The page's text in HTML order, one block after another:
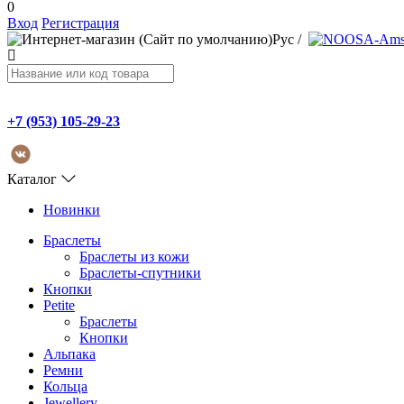
0
Вход Регистрация
Рус /
+7 (953) 105-29-23
Каталог
Новинки
Браслеты
Браслеты из кожи
Браслеты-спутники
Кнопки
Petite
Браслеты
Кнопки
Альпака
Ремни
Кольца